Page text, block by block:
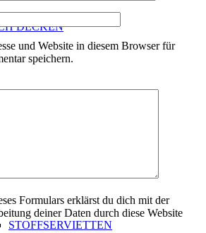
DECKEN
STOFFSERVIETTEN
und Website in diesem Browser für
speichern.
Formulars erklärst du dich mit der
deiner Daten durch diese Website